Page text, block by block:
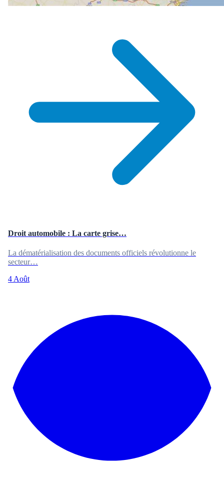
Droit automobile : La carte grise…
La dématérialisation des documents officiels révolutionne le
secteur…
4 Août